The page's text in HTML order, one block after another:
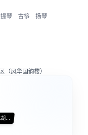
琴 古筝 扬琴
风华国韵楼）
...